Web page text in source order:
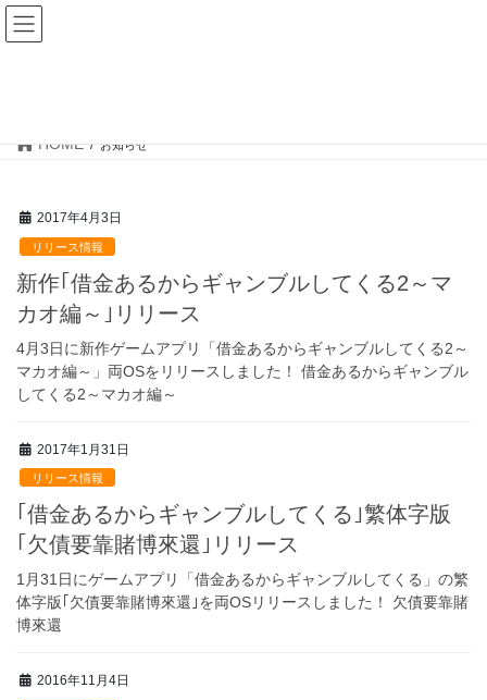
Skip
Skip
HOME お知らせ
2017年4月3日
リリース情報
新作｢借金あるからギャンブルしてくる2～マ
カオ編～｣リリース
4月3日に新作ゲームアプリ「借金あるからギャンブルしてくる2～
マカオ編～」両OSをリリースしました！ 借金あるからギャンブル
してくる2～マカオ編～
2017年1月31日
リリース情報
｢借金あるからギャンブルしてくる｣繁体字版
｢欠債要靠賭博來還｣リリース
1月31日にゲームアプリ「借金あるからギャンブルしてくる」の繁
体字版｢欠債要靠賭博來還｣を両OSリリースしました！ 欠債要靠賭
博來還
2016年11月4日